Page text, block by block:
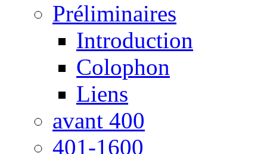
Préliminaires
Introduction
Colophon
Liens
avant 400
401-1600